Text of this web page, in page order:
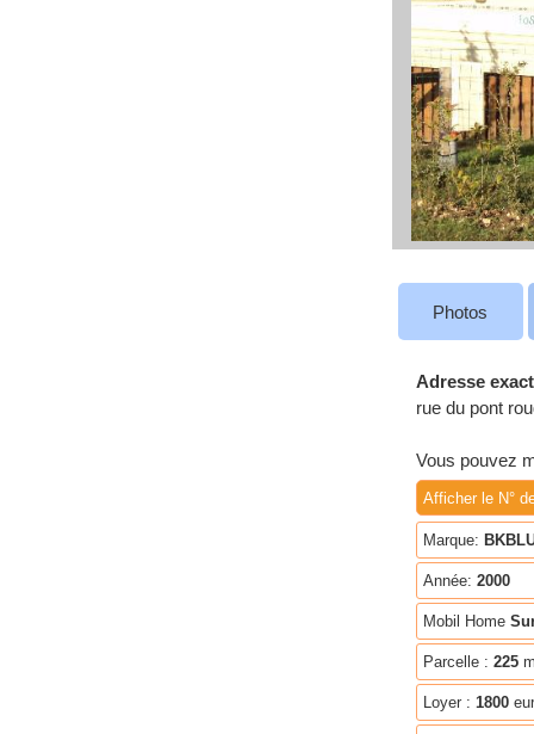
Photos
Adresse
rue du pont
Vous pouvez
Afficher le N°
Marque:
Année: 2000
Mobil Home
Parcelle : 225
Loyer : 1800